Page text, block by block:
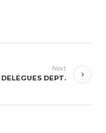
Next
DEPT.